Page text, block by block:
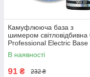
Камуфлююча база з
шимером світловідбивна
Professional Electric Base
№05 морський синій, 10
В наявності
91 ₴ 232 ₴